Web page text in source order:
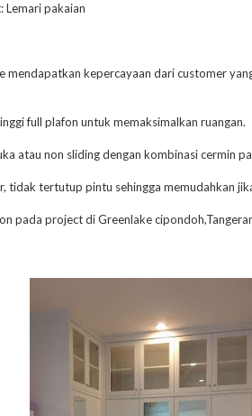
Lemari pakaian
mendapatkan kepercayaan dari customer
full plafon untuk memaksimalkan ruangan.
atau non sliding dengan kombinasi cermin
tidak tertutup pintu sehingga memudahkan
pada project di Greenlake